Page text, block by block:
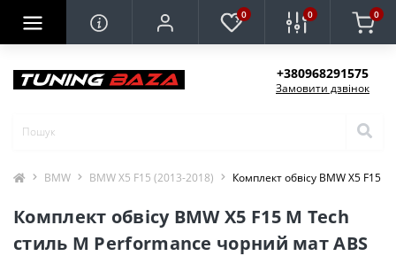
0 0 0
+380968291575
Замовити дзвінок
BMW BMW X5 F15 (2013-2018) Комплект обвісу BMW X5 F15
Комплект обвісу BMW X5 F15 M Tech
стиль M Performance чорний мат ABS